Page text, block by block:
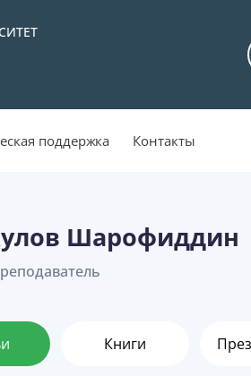
поддержка Контакты
Шарофиддин
Книги